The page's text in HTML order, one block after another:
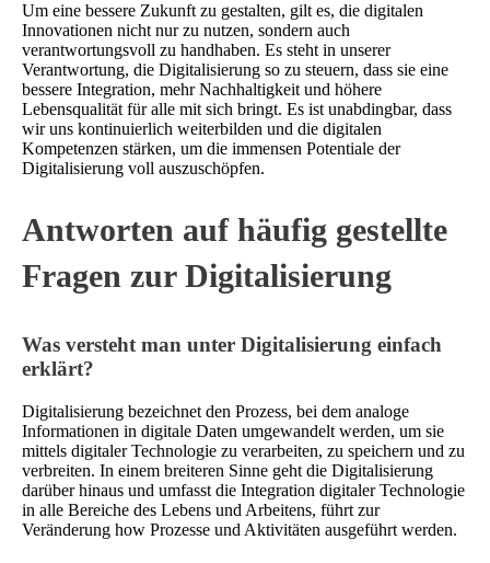
Um eine bessere Zukunft zu gestalten, gilt es, die digitalen
Innovationen nicht nur zu nutzen, sondern auch
verantwortungsvoll zu handhaben. Es steht in unserer
Verantwortung, die Digitalisierung so zu steuern, dass sie eine
bessere Integration, mehr Nachhaltigkeit und höhere
Lebensqualität für alle mit sich bringt. Es ist unabdingbar, dass
wir uns kontinuierlich weiterbilden und die digitalen
Kompetenzen stärken, um die immensen Potentiale der
Digitalisierung voll auszuschöpfen.
Antworten auf häufig gestellte
Fragen zur Digitalisierung
Was versteht man unter Digitalisierung einfach
erklärt?
Digitalisierung bezeichnet den Prozess, bei dem analoge
Informationen in digitale Daten umgewandelt werden, um sie
mittels digitaler Technologie zu verarbeiten, zu speichern und zu
verbreiten. In einem breiteren Sinne geht die Digitalisierung
darüber hinaus und umfasst die Integration digitaler Technologie
in alle Bereiche des Lebens und Arbeitens, führt zur
Veränderung how Prozesse und Aktivitäten ausgeführt werden.